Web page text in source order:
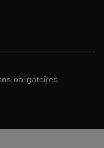
obligatoires